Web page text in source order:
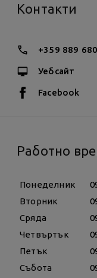
съблекалнята,
клиента.
Контакти
+359 889
Уебсайт
Facebook
Работно
Понеделник
Вторник
Сряда
Четвъртък
Петък
Събота